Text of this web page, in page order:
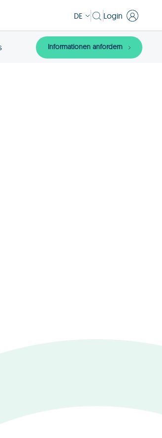
DE Login
Informationen anfordern